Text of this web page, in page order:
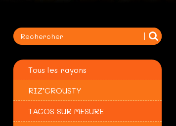
Tous les rayons
RIZ’CROUSTY
TACOS SUR MESURE